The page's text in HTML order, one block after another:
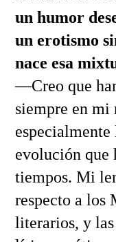
un humor
un erotismo
nace esa
—Creo que
siempre en mi
especialmente
evolución que
tiempos. Mi
respecto a los
literarios, y